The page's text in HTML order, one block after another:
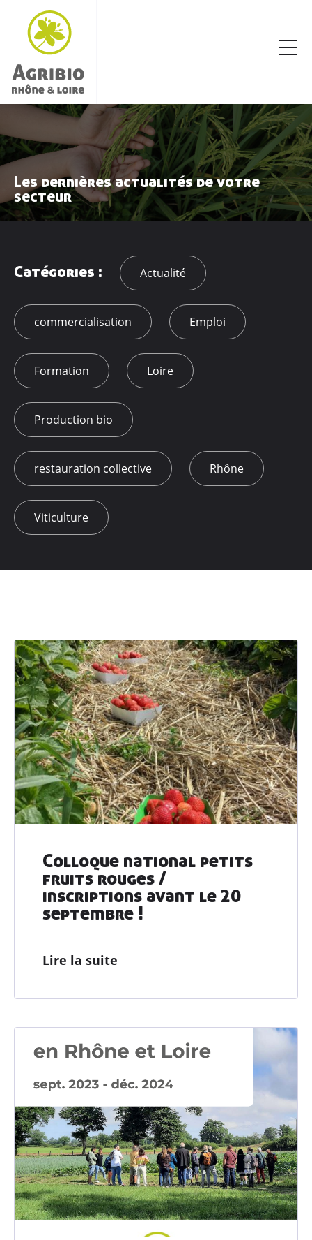
Les dernières actualités de votre
secteur
Catégories : Actualité
commercialisation Emploi
Formation Loire
Production bio
restauration collective Rhône
Viticulture
Colloque national petits
fruits rouges /
inscriptions avant le 20
septembre !
Lire la suite